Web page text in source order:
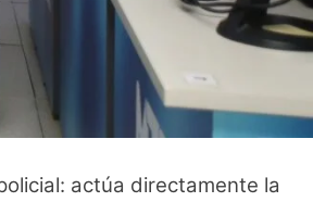
actúa directamente la